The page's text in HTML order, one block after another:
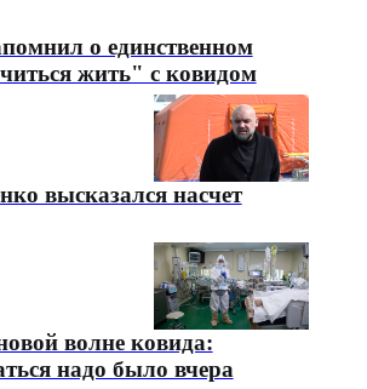
о единственном
жить" с ковидом
высказался насчет
волне ковида:
надо было вчера